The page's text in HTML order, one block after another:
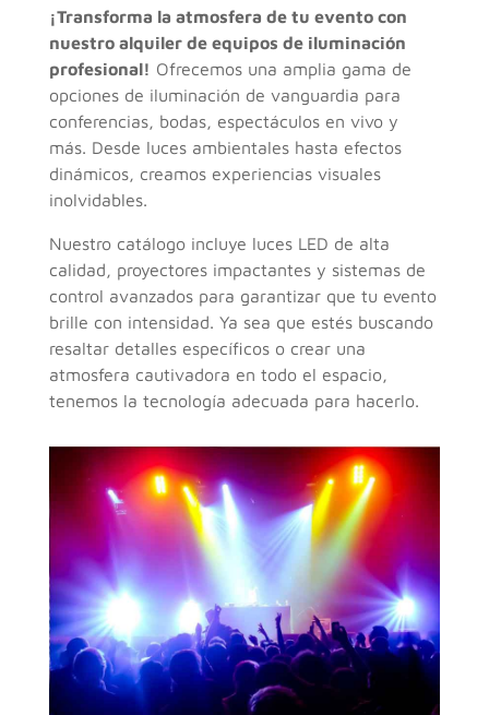
¡Transforma la atmosfera de tu evento con
nuestro alquiler de equipos de iluminación
profesional! Ofrecemos una amplia gama de
opciones de iluminación de vanguardia para
conferencias, bodas, espectáculos en vivo y
más. Desde luces ambientales hasta efectos
dinámicos, creamos experiencias visuales
inolvidables.
Nuestro catálogo incluye luces LED de alta
calidad, proyectores impactantes y sistemas de
control avanzados para garantizar que tu evento
brille con intensidad. Ya sea que estés buscando
resaltar detalles específicos o crear una
atmosfera cautivadora en todo el espacio,
tenemos la tecnología adecuada para hacerlo.